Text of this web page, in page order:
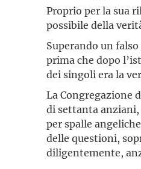
Proprio per la sua
possibile della
Superando un
prima che dopo
dei singoli era la
La Congregazione
di settanta anziani,
per spalle
delle questioni,
diligentemente,